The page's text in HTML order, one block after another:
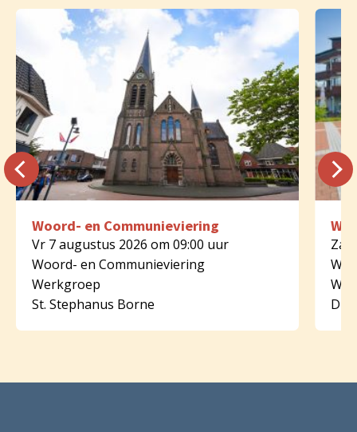
Woord- en Communieviering
Vr 7 augustus 2026 om 09:00 uur
Woord- en Communieviering
Werkgroep
St. Stephanus Borne
Za